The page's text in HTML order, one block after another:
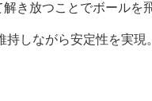
き放つことでボールを
しながら安定性を実現。